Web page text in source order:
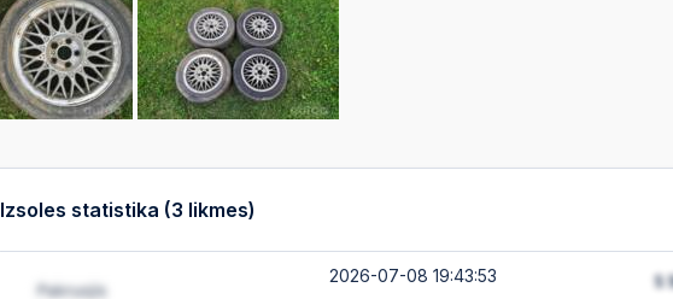
Izsoles statistika (3 likmes)
2026-07-08 19:43:53